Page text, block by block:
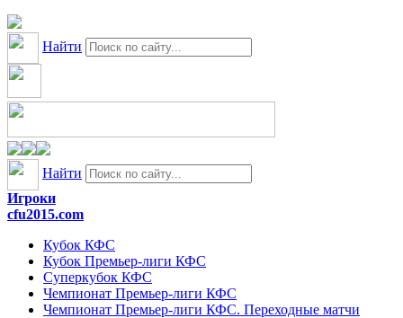
Найти
Найти
Игроки
cfu2015.com
Кубок КФС
Кубок Премьер-лиги КФС
Суперкубок КФС
Чемпионат Премьер-лиги КФС
Чемпионат Премьер-лиги КФС. Переходные матчи